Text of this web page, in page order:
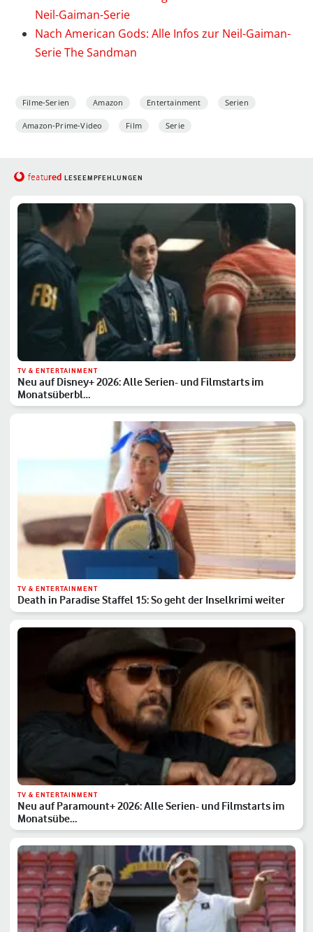
Neil-Gaiman-Serie
Nach American Gods: Alle Infos zur Neil-Gaiman-
Serie The Sandman
Filme-Serien Amazon Entertainment Serien
Amazon-Prime-Video Film Serie
featured LESEEMPFEHLUNGEN
TV & ENTERTAINMENT
Neu auf Disney+ 2026: Alle Serien- und Filmstarts im
Monatsüberbl…
TV & ENTERTAINMENT
Death in Paradise Staffel 15: So geht der Inselkrimi weiter
TV & ENTERTAINMENT
Neu auf Paramount+ 2026: Alle Serien- und Filmstarts im
Monatsübe…